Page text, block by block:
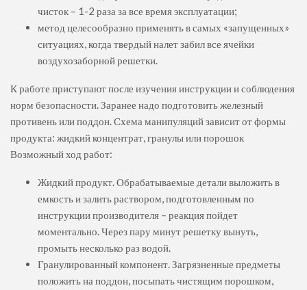
чисток – 1-2 раза за все время эксплуатации;
метод целесообразно применять в самых «запущенных»
ситуациях, когда твердый налет забил все ячейки
воздухозаборной решетки.
К работе приступают после изучения инструкции и соблюдения
норм безопасности. Заранее надо подготовить железный
противень или поддон. Схема манипуляций зависит от формы
продукта: жидкий концентрат, гранулы или порошок
Возможный ход работ:
Жидкий продукт. Обрабатываемые детали выложить в
емкость и залить раствором, подготовленным по
инструкции производителя – реакция пойдет
моментально. Через пару минут решетку вынуть,
промыть несколько раз водой.
Гранулированный компонент. Загрязненные предметы
положить на поддон, посыпать чистящим порошком,